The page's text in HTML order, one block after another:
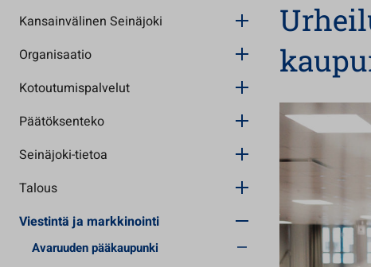
Kansainvälinen Seinäjoki
Organisaatio
Kotoutumispalvelut
Päätöksenteko
Seinäjoki-tietoa
Talous
Viestintä ja markkinointi
Avaruuden pääkaupunki